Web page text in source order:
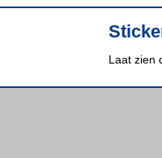
Laat zien